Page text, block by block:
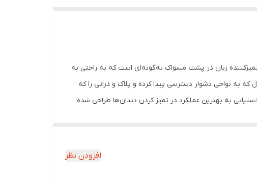
الیاف بلند در سر مسواک جهت دسترسی آسان‌تر به دندان‌های عقبی تعبیه شده است . 2. طراحی تمیزکننده زبان در پشت مسواک به‌گونه‌ای است که به راحتی به
تولیدکننده بوی بد دهان را پاکسازی می‌کند. 3. مجهز به الیاف اسپیرال که به نواحی دشوار دسترسی پیدا کرده و پلاک و ذراتی را که
ترکیب الیاف کوتاه و بلند در مسواک، برای دستیابی به بهترین عملکرد در تمیز کردن دندان‌ها طراحی شده
در تمیز کردن دندان‌ها طراحی شده است. ### راهنمای
افزودن نظر